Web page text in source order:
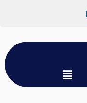
Menu